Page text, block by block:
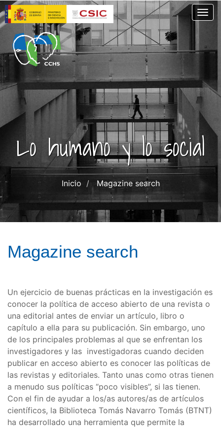
Skip
to
main
content
Lo humano y lo social
Inicio Magazine search
Magazine search
Un ejercicio de buenas prácticas en la investigación es
conocer la política de acceso abierto de una revista o
una editorial antes de enviar un artículo, libro o
capítulo a ella para su publicación. Sin embargo, uno
de los principales problemas al que se enfrentan los
investigadores y las investigadoras cuando deciden
publicar en acceso abierto es conocer las políticas de
las revistas y editoriales. Tanto unas como otras tienen
a menudo sus políticas “poco visibles”, si las tienen.
Con el fin de ayudar a los/as autores/as de artículos
científicos, la Biblioteca Tomás Navarro Tomás (BTNT)
ha desarrollado una herramienta que permite la